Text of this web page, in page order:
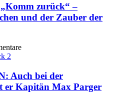
zurück“ –
und der Zauber der
Auch bei der
er Kapitän Max Parger